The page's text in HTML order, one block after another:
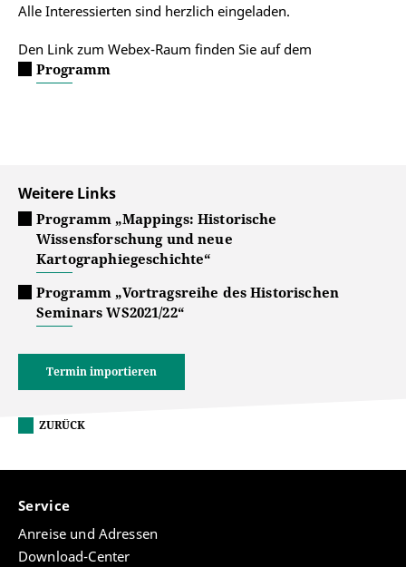
Alle Interessierten sind herzlich eingeladen.
Den Link zum Webex-Raum finden Sie auf dem
Programm
Weitere Links
Programm „Mappings: Historische
Wissensforschung und neue
Kartographiegeschichte“
Programm „Vortragsreihe des Historischen
Seminars WS2021/22“
Termin importieren
ZURÜCK
Service
Anreise und Adressen
Download-Center